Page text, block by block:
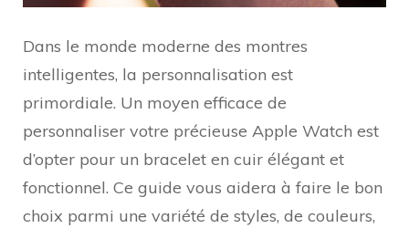
Dans le monde moderne des montres
intelligentes, la personnalisation est
primordiale. Un moyen efficace de
personnaliser votre précieuse Apple Watch est
d’opter pour un bracelet en cuir élégant et
fonctionnel. Ce guide vous aidera à faire le bon
choix parmi une variété de styles, de couleurs,